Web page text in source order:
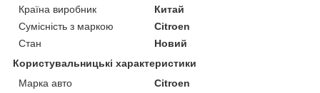
Країна виробник
Китай
Сумісність з маркою
Citroen
Стан
Новий
Користувальницькі характеристики
Марка авто
Citroen